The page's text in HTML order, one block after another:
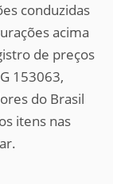
conduzidas
acima
de preços
153063,
do Brasil
itens nas